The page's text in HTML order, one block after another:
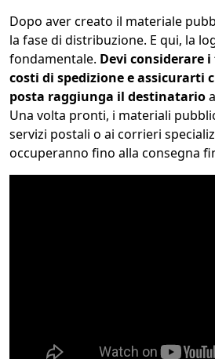
Dopo aver creato il materiale
la fase di distribuzione. E qui, la
fondamentale. Devi considerare
costi di spedizione e assicurarti
posta raggiunga il destinatario
Una volta pronti, i materiali
servizi postali o ai corrieri
occuperanno fino alla consegna